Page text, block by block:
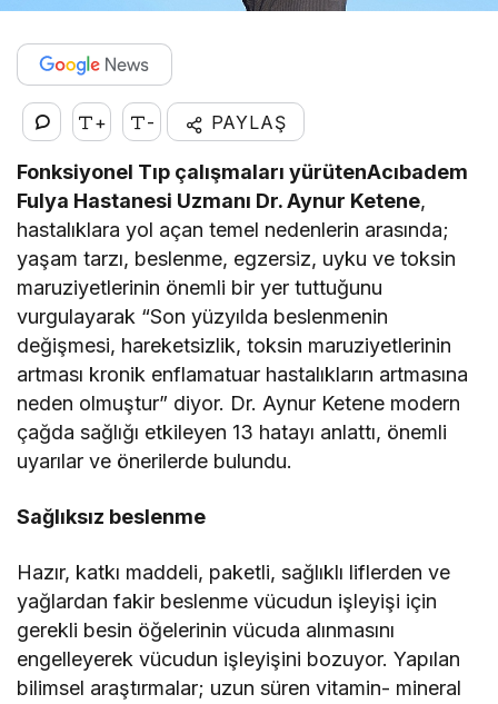
+ - PAYLAŞ
Fonksiyonel Tıp çalışmaları yürütenAcıbadem
Fulya Hastanesi Uzmanı Dr. Aynur Ketene,
hastalıklara yol açan temel nedenlerin arasında;
yaşam tarzı, beslenme, egzersiz, uyku ve toksin
maruziyetlerinin önemli bir yer tuttuğunu
vurgulayarak “Son yüzyılda beslenmenin
değişmesi, hareketsizlik, toksin maruziyetlerinin
artması kronik enflamatuar hastalıkların artmasına
neden olmuştur” diyor. Dr. Aynur Ketene modern
çağda sağlığı etkileyen 13 hatayı anlattı, önemli
uyarılar ve önerilerde bulundu.
Sağlıksız beslenme
Hazır, katkı maddeli, paketli, sağlıklı liflerden ve
yağlardan fakir beslenme vücudun işleyişi için
gerekli besin öğelerinin vücuda alınmasını
engelleyerek vücudun işleyişini bozuyor. Yapılan
bilimsel araştırmalar; uzun süren vitamin- mineral